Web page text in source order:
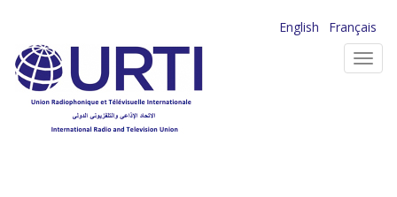
contenu
principal
English
Français